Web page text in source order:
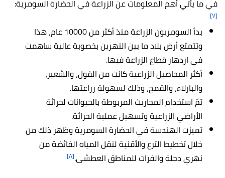
في ما يأتي أهم المعلومات عن الزراعة في الحضارة السومرية:
[٧]
بدأ السومريون الزراعة منذ أكثر من 10000 عام، هذا
وتتمتع أرض بلاد ما بين النهرين بخصوبة عالية ساهمت
في ازدهار قطاع الزراعة فيها.
أكثر المحاصيل الزراعية كانت من الفول، والشعير،
والبازلاء، والقمح، وذلك لسهولة زراعتها.
تمّ استخدام المحاريث المربوطة بالحيوانات لحراثة
الأراضي الزراعية وتسهيل عملية الحراثة.
تميزت الهندسة في الحضارة السومرية وظهر ذلك من
خلال تخطيط الترع والأقنية لنقل المياه الفائضة من
نهري دجلة والفرات للمناطق العطشى.[٨]